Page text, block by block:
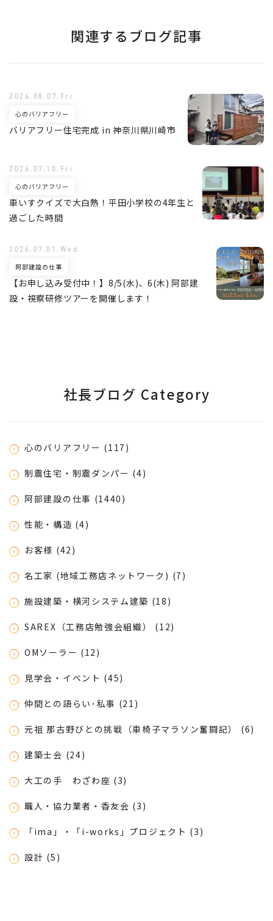
関連するブログ記事
バリアフリー住宅完成 in 神奈川県川崎市
心のバリアフリー
2026.08.07.Fri
車いすクイズで大白熱！平田小学校の4年生と
過ごした時間
心のバリアフリー
2026.07.10.Fri
【お申し込み受付中！】8/5(水)、6(木) 阿部建
設・視察研修ツアーを開催します！
阿部建設の仕事
2026.07.01.Wed
社長ブログ Category
心のバリアフリー (117)
制震住宅・制震ダンパー (4)
阿部建設の仕事 (1440)
性能・構造 (4)
お客様 (42)
名工家 (地域工務店ネットワーク) (7)
施設建築・横河システム建築 (18)
SAREX（工務店勉強会組織） (12)
OMソーラー (12)
見学会・イベント (45)
仲間との語らい･私事 (21)
元祖 那古野びとの挑戦（車椅子マラソン奮闘記） (6)
建築士会 (24)
大工の手 わざわ座 (3)
職人・協力業者・香友会 (3)
「ima」・「i-works」プロジェクト (3)
設計 (5)